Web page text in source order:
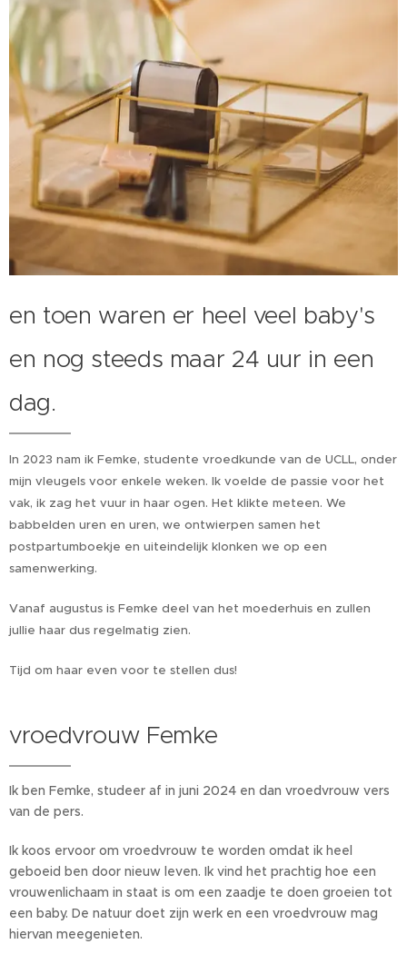
en toen waren er heel veel baby's
en nog steeds maar 24 uur in een
dag.
In 2023 nam ik Femke, studente vroedkunde van de UCLL, onder
mijn vleugels voor enkele weken. Ik voelde de passie voor het
vak, ik zag het vuur in haar ogen. Het klikte meteen. We
babbelden uren en uren, we ontwierpen samen het
postpartumboekje en uiteindelijk klonken we op een
samenwerking.
Vanaf augustus is Femke deel van het moederhuis en zullen
jullie haar dus regelmatig zien.
Tijd om haar even voor te stellen dus!
vroedvrouw Femke
Ik ben Femke, studeer af in juni 2024 en dan vroedvrouw vers
van de pers.
Ik koos ervoor om vroedvrouw te worden omdat ik heel
geboeid ben door nieuw leven. Ik vind het prachtig hoe een
vrouwenlichaam in staat is om een zaadje te doen groeien tot
een baby. De natuur doet zijn werk en een vroedvrouw mag
hiervan meegenieten.